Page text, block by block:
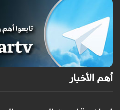
أهم الأخبار